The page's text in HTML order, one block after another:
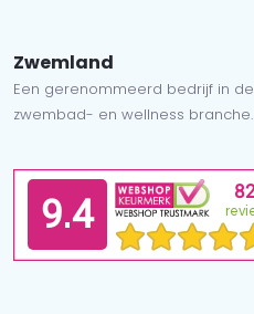
Zwemland
Een gerenommeerd bedrijf in de
zwembad- en wellness branche.